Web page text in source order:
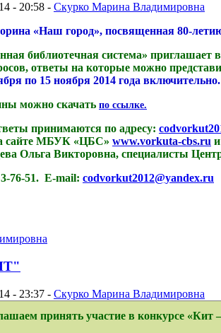
- 20:58 - Скурко Марина Владимировна
«Наш город», посвященная 80-
библиотечная система» приглашает
ответы на которые можно
по 15 ноября 2014 года включительно.
можно скачать по ссылке.
принимаются по адресу:
сайте МБУК «ЦБС» www.vorkuta-cbs.ru
Ольга Викторовна, специалисты
76-51. E-mail: codvorkut2012@yandex.ru
- 23:37 - Скурко Марина Владимировна
принять участие в конкурсе